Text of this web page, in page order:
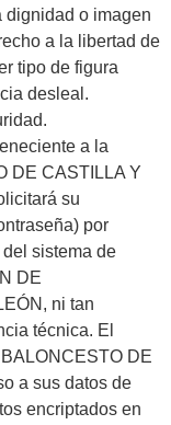
dignidad o imagen
a la libertad de
tipo de figura
desleal.
a la
DE CASTILLA Y
su
por
sistema de
DE
ni tan
técnica. El
DE
a sus datos de
encriptados en